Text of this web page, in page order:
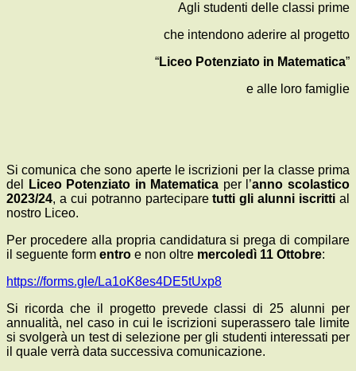
Agli studenti delle classi prime
che intendono aderire al progetto
“Liceo Potenziato in Matematica”
e alle loro famiglie
Si comunica che sono aperte le iscrizioni per la classe prima
del
Liceo Potenziato in Matematica per l’anno scolastico
2023/24, a cui potranno parteciparetutti gli alunni iscritti al
nostro Liceo.
Per procedere alla propria candidatura si prega di compilare
il seguente form entro e non oltre mercoledì 11 Ottobre:
https://forms.gle/La1oK8es4DE5tUxp8
Si ricorda che il progetto prevede classi di 25 alunni per
annualità, nel caso in cui le iscrizioni superassero tale limite
si svolgerà un test di selezione per gli studenti interessati per
il quale verrà data successiva comunicazione.